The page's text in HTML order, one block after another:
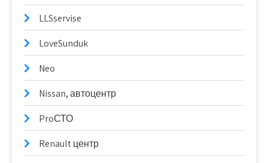
LLSservise
LoveSunduk
Neo
Nissan, автоцентр
ProСТО
Renault центр